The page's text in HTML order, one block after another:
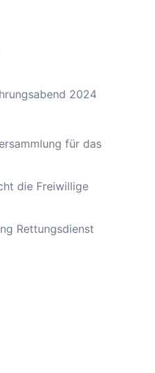
2024
für das
die Freiwillige
Rettungsdienst